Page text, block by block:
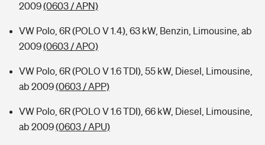
2009(0603 / APN)
VW Polo, 6R (POLO V 1.4), 63 kW, Benzin, Limousine, ab
2009(0603 / APO)
VW Polo, 6R (POLO V 1.6 TDI), 55 kW, Diesel, Limousine,
ab 2009(0603 / APP)
VW Polo, 6R (POLO V 1.6 TDI), 66 kW, Diesel, Limousine,
ab 2009(0603 / APU)